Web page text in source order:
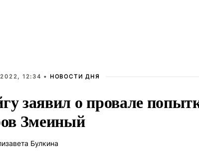
12:34 • НОВОСТИ ДНЯ
заявил о провале
Змеиный
Булкина